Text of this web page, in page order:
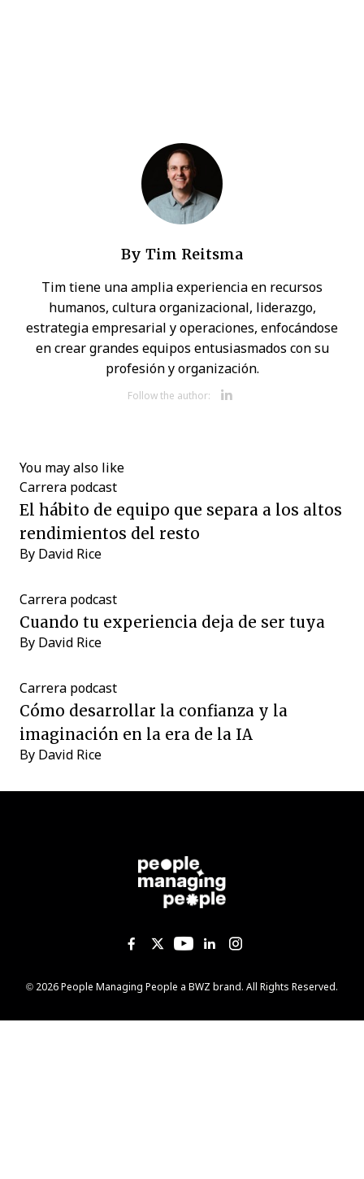
By Tim Reitsma
Tim tiene una amplia experiencia en recursos
humanos, cultura organizacional, liderazgo,
estrategia empresarial y operaciones, enfocándose
en crear grandes equipos entusiasmados con su
profesión y organización.
Follow the author:
You may also like
Carrera podcast
El hábito de equipo que separa a los altos
rendimientos del resto
By David Rice
Carrera podcast
Cuando tu experiencia deja de ser tuya
By David Rice
Carrera podcast
Cómo desarrollar la confianza y la
imaginación en la era de la IA
By David Rice
Like us on Facebook
Follow us on Twitter
Follow us on
Add us on
Follow us on
© 2026 People Managing People a BWZ Opens new window
brand. All Rights Reserved.